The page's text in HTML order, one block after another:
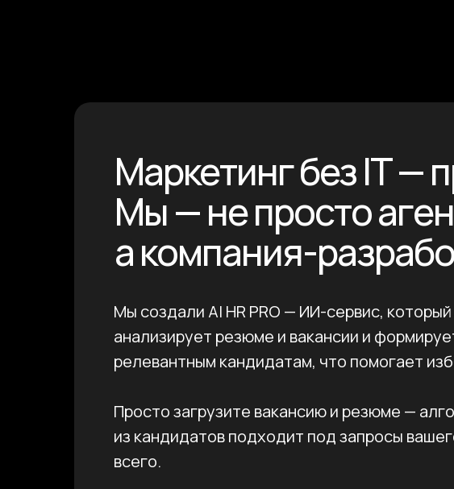
Маркетинг без IT —
Мы — не просто
а компания-
Мы создали AI HR PRO — ИИ-сервис,
анализирует резюме и вакансии и
релевантным кандидатам, что помогает
Просто загрузите вакансию и резюме —
из кандидатов подходит под запросы
всего.